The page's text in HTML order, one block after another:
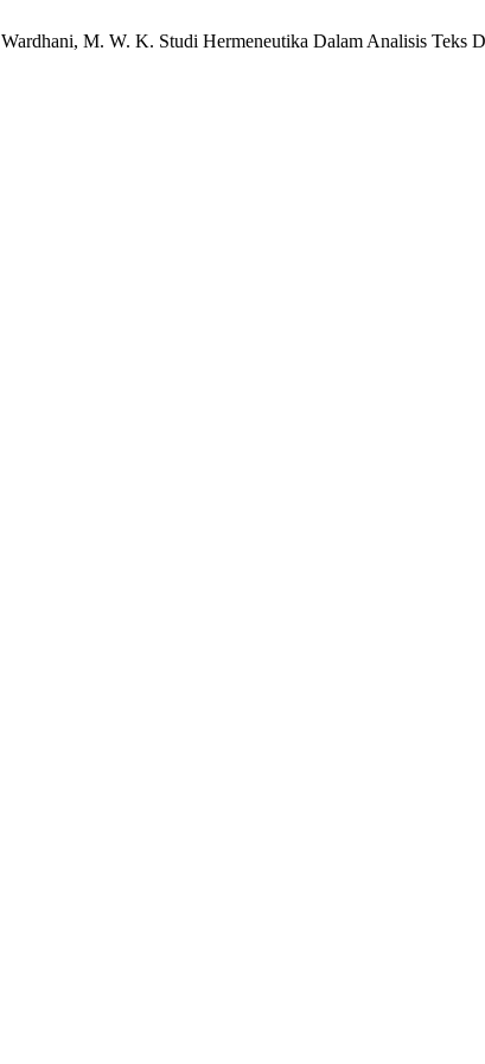
M. W. K. Studi Hermeneutika Dalam Analisis Teks